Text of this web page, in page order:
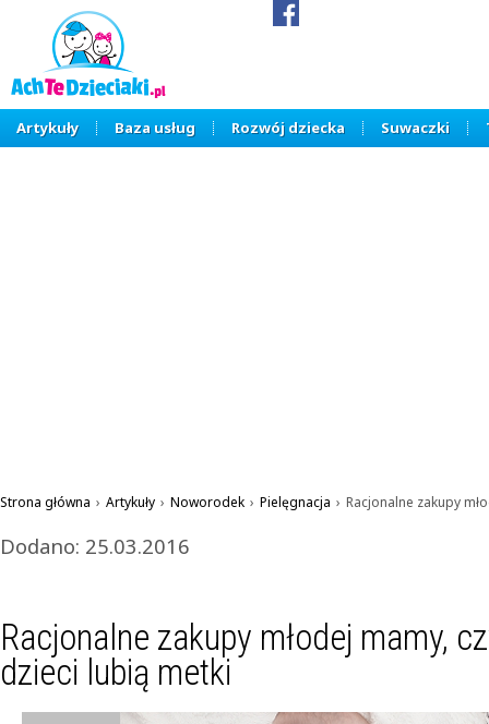
Artykuły Baza usług Rozwój dziecka Suwaczki
Strona główna › Artykuły › Noworodek › Pielęgnacja › Racjonalne zakupy
Dodano: 25.03.2016
Racjonalne zakupy młodej mamy,
dzieci lubią metki